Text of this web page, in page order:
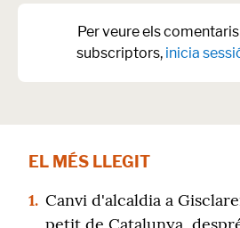
Per veure els
subscriptors, inicia
EL MÉS LLEGIT
1. Canvi d'alcaldia a